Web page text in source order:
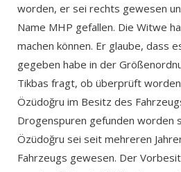
worden, er sei rechts gewesen
Name MHP gefallen. Die Witwe
machen können. Er glaube, dass
gegeben habe in der
Tikbas fragt, ob überprüft
Özüdoğru im Besitz des
Drogenspuren gefunden worden
Özüdoğru sei seit mehreren
Fahrzeugs gewesen. Der